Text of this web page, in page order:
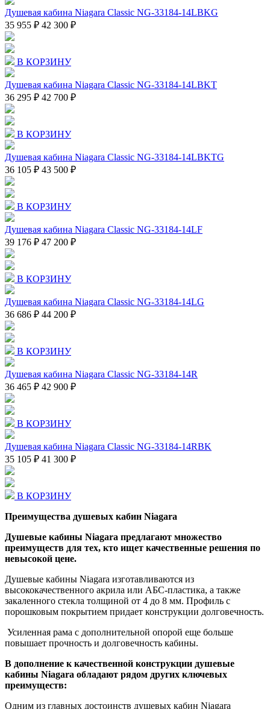
Душевая кабина Niagara Classic NG-33184-14LBKG
35 955 ₽ 42 300 ₽
В КОРЗИНУ
Душевая кабина Niagara Classic NG-33184-14LBKT
36 295 ₽ 42 700 ₽
В КОРЗИНУ
Душевая кабина Niagara Classic NG-33184-14LBKTG
36 105 ₽ 43 500 ₽
В КОРЗИНУ
Душевая кабина Niagara Classic NG-33184-14LF
39 176 ₽ 47 200 ₽
В КОРЗИНУ
Душевая кабина Niagara Classic NG-33184-14LG
36 686 ₽ 44 200 ₽
В КОРЗИНУ
Душевая кабина Niagara Classic NG-33184-14R
36 465 ₽ 42 900 ₽
В КОРЗИНУ
Душевая кабина Niagara Classic NG-33184-14RBK
35 105 ₽ 41 300 ₽
В КОРЗИНУ
Преимущества душевых кабин Niagara
Душевые кабины Niagara предлагают множество
преимуществ для тех, кто ищет качественные решения по
невысокой цене.
Душевые кабины Niagara изготавливаются из
высококачественного акрила или АБС-пластика, а также
закаленного стекла толщиной от 4 до 8 мм. Профиль с
порошковым покрытием придает конструкции долговечность.
Усиленная рама с дополнительной опорой еще больше
повышает прочность и долговечность кабины.
В дополнение к качественной конструкции душевые
кабины Niagara обладают рядом других ключевых
преимуществ:
Одним из главных достоинств душевых кабин Niagara